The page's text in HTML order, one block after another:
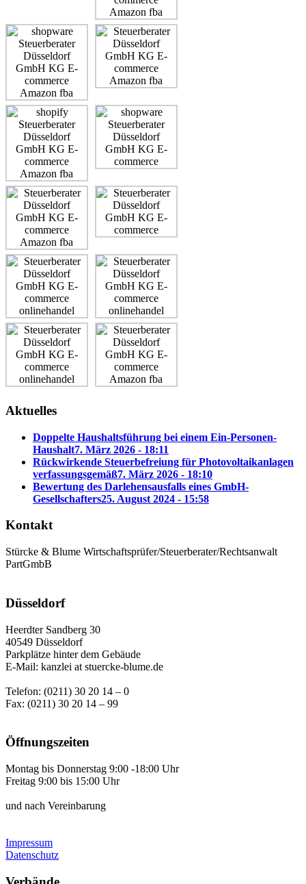
Aktuelles
Doppelte Haushaltsführung bei einem Ein-Personen-
Haushalt7. März 2026 - 18:11
Rückwirkende Steuerbefreiung für Photovoltaikanlagen
verfassungsgemäß7. März 2026 - 18:10
Bewertung des Darlehensausfalls eines GmbH-
Gesellschafters25. August 2024 - 15:58
Kontakt
Stürcke & Blume Wirtschaftsprüfer/Steuerberater/Rechtsanwalt
PartGmbB
Düsseldorf
Heerdter Sandberg 30
40549 Düsseldorf
Parkplätze hinter dem Gebäude
E-Mail: kanzlei at stuercke-blume.de
Telefon: (0211) 30 20 14 – 0
Fax: (0211) 30 20 14 – 99
Öffnungszeiten
Montag bis Donnerstag 9:00 -18:00 Uhr
Freitag 9:00 bis 15:00 Uhr
und nach Vereinbarung
Impressum
Datenschutz